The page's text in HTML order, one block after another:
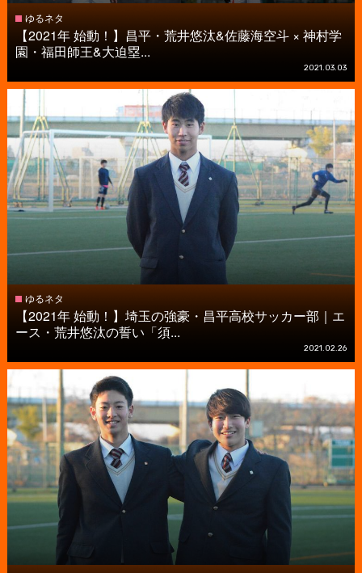
ゆるネタ
【2021年 始動！】昌平・荒井悠汰&佐藤海空斗 × 神村学
園・福田師王&大迫塁...
2021.03.03
ゆるネタ
【2021年 始動！】埼玉の強豪・昌平高校サッカー部｜エ
ース・荒井悠汰の誓い「須...
2021.02.26